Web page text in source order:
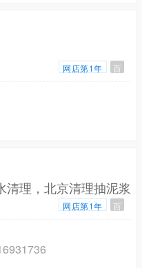
网店第1年 百
清理，北京清理抽泥浆
网店第1年 百